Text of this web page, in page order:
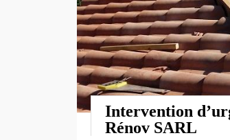
Intervention
Rénov SARL